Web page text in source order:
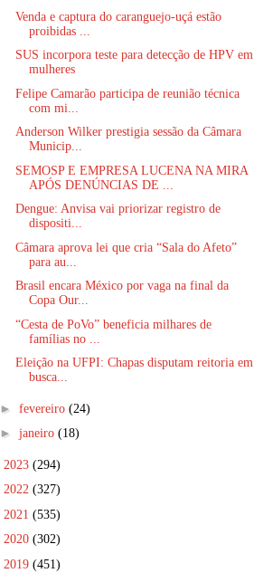
Venda e captura do caranguejo-uçá estão
proibidas ...
SUS incorpora teste para detecção de HPV em
mulheres
Felipe Camarão participa de reunião técnica
com mi...
Anderson Wilker prestigia sessão da Câmara
Municip...
SEMOSP E EMPRESA LUCENA NA MIRA
APÓS DENÚNCIAS DE ...
Dengue: Anvisa vai priorizar registro de
dispositi...
Câmara aprova lei que cria “Sala do Afeto”
para au...
Brasil encara México por vaga na final da
Copa Our...
“Cesta de PoVo” beneficia milhares de
famílias no ...
Eleição na UFPI: Chapas disputam reitoria em
busca...
► fevereiro (24)
► janeiro (18)
2023 (294)
2022 (327)
2021 (535)
2020 (302)
2019 (451)